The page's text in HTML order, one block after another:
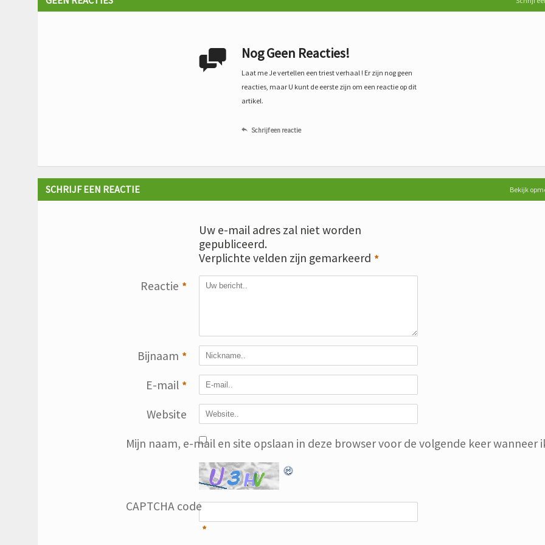
 Nog Geen Reacties!
Laat me Je vertellen een triest verhaal ! Er zijn nog geen
reacties, maar U kunt de eerste zijn om een reactie op dit
artikel.
 Schrijf een reactie
Bekijk
SCHRIJF EEN REACTIE
Uw e-mail adres zal niet worden
gepubliceerd.
Verplichte velden zijn gemarkeerd *
Reactie *
Bijnaam *
E-mail *
Website
Mijn naam, e-mail en site opslaan in deze browser voor de volgende keer wanneer
CAPTCHA code
*